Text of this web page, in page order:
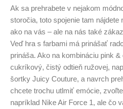
Ak sa prehrabete v nejakom
storočia, toto spojenie tam nájdete
ako na vás – ale na nás také
Veď hra s farbami má prinášať
prináša. Ako na kombináciu pink
cukríkový, čistý odtieň ružovej,
šortky Juicy Couture, a navrch
chcete trochu utlmiť emócie,
napríklad Nike Air Force 1, ale čo